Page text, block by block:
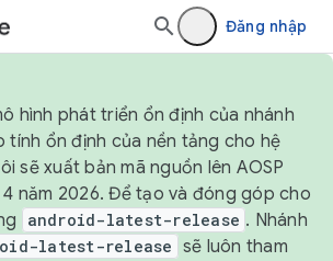
Đăng nhập
hình phát triển ổn định của nhánh
tính ổn định của nền tảng cho hệ
sẽ xuất bản mã nguồn lên AOSP
năm 2026. Để tạo và đóng góp cho
android-latest-release . Nhánh
latest-release sẽ luôn tham